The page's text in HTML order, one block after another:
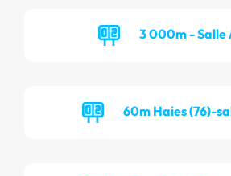
3 000m - Salle
60m Haies (76)-